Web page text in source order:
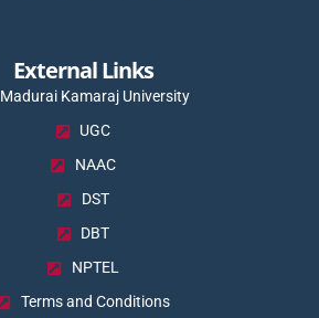
External Links
Madurai Kamaraj University
UGC
NAAC
DST
DBT
NPTEL
Terms and Conditions